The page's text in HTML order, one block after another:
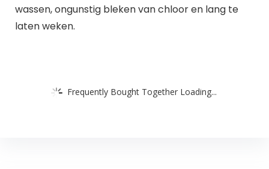
wassen, ongunstig bleken van chloor en lang te
laten weken.
Frequently Bought Together Loading...